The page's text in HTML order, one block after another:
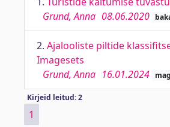
Grund, Anna 08.06.2020
2. Ajalooliste piltide
Imagesets
Grund, Anna 16.01.2024
Kirjeid leitud: 2
1